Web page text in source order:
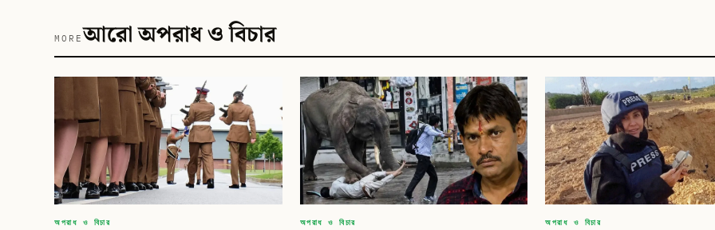
MOREআরো অপরাধ ও বিচার
অপরাধ ও বিচার অপরাধ ও বিচার অপরাধ ও বিচার